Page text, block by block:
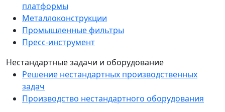
платформы
Металлоконструкции
Промышленные фильтры
Пресс-инструмент
Нестандартные задачи и оборудование
Решение нестандартных производственных
задач
Производство нестандартного оборудования